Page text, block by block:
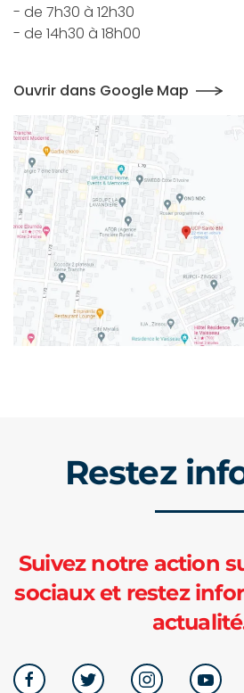
- de 7h30 à 12h30
- de 14h30 à 18h00
Ouvrir dans Google Map
Restez
Suivez notre action
sociaux et restez